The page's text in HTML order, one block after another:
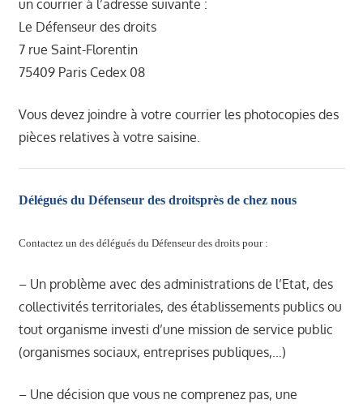
un courrier à l’adresse suivante :
Le Défenseur des droits
7 rue Saint-Florentin
75409 Paris Cedex 08
Vous devez joindre à votre courrier les photocopies des
pièces relatives à votre saisine.
Délégués du Défenseur des droitsprès de chez nous
Contactez un des délégués du Défenseur des droits pour :
– Un problème avec des administrations de l’Etat, des
collectivités territoriales, des établissements publics ou
tout organisme investi d’une mission de service public
(organismes sociaux, entreprises publiques,…)
– Une décision que vous ne comprenez pas, une